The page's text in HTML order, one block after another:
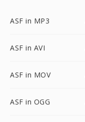
ASF in MP3
ASF in AVI
ASF in MOV
ASF in OGG